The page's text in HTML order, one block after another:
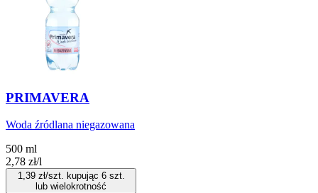
PRIMAVERA
Woda źródlana niegazowana
500 ml
2,78 zł/l
1,39zł/szt. kupując 6szt.
lub wielokrotność